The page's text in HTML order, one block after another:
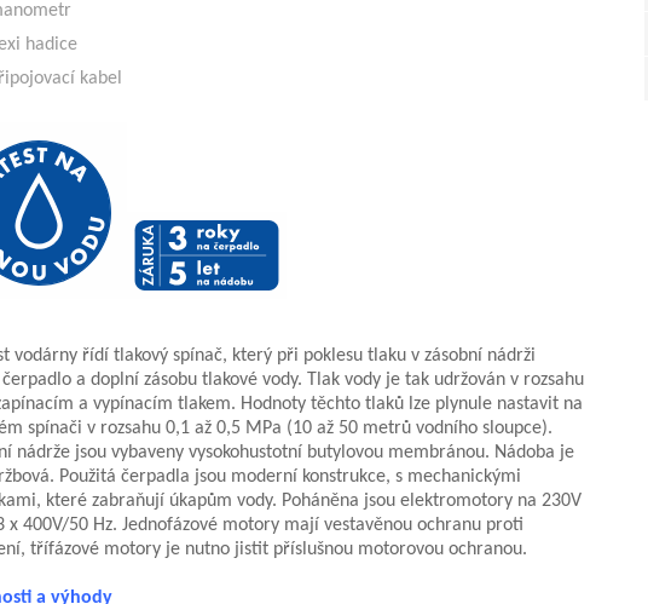
hadice
kabel
vodárny řídí tlakový spínač, který při poklesu tlaku v zásobní nádrži
a doplní zásobu tlakové vody. Tlak vody je tak udržován v rozsahu
a vypínacím tlakem. Hodnoty těchto tlaků lze plynule nastavit na
spínači v rozsahu 0,1 až 0,5 MPa (10 až 50 metrů vodního sloupce).
nádrže jsou vybaveny vysokohustotní butylovou membránou. Nádoba je
Použitá čerpadla jsou moderní konstrukce, s mechanickými
které zabraňují úkapům vody. Poháněna jsou elektromotory na 230V
x 400V/50 Hz. Jednofázové motory mají vestavěnou ochranu proti
třífázové motory je nutno jistit příslušnou motorovou ochranou.
a výhody